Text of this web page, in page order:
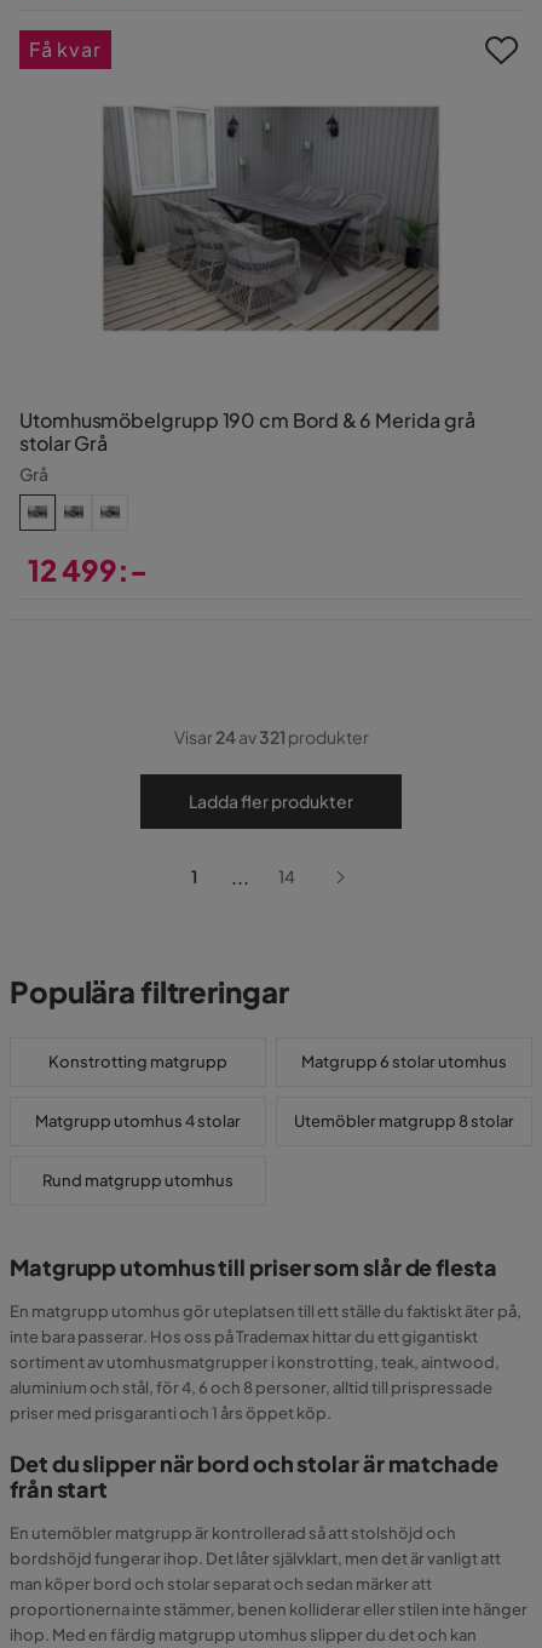
Utomhusmöbelgrupp 190 cm Bord & 6 Merida grå
stolar Grå
Grå
12 499:-
Få kvar
Visar24av321 produkter
Ladda fler produkter
1 ... 14
Populära filtreringar
Konstrotting matgrupp Matgrupp 6 stolar utomhus
Matgrupp utomhus 4 stolar Utemöbler matgrupp 8 stolar
Rund matgrupp utomhus
Matgrupp utomhus till priser som slår de flesta
En matgrupp utomhus gör uteplatsen till ett ställe du faktiskt äter på,
inte bara passerar. Hos oss på Trademax hittar du ett gigantiskt
sortiment av utomhusmatgrupper i konstrotting, teak, aintwood,
aluminium och stål, för 4, 6 och 8 personer, alltid till prispressade
priser med prisgaranti och 1 års öppet köp.
Det du slipper när bord och stolar är matchade
från start
En utemöbler matgrupp är kontrollerad så att stolshöjd och
bordshöjd fungerar ihop. Det låter självklart, men det är vanligt att
man köper bord och stolar separat och sedan märker att
proportionerna inte stämmer, benen kolliderar eller stilen inte hänger
ihop. Med en färdig matgrupp utomhus slipper du det och kan